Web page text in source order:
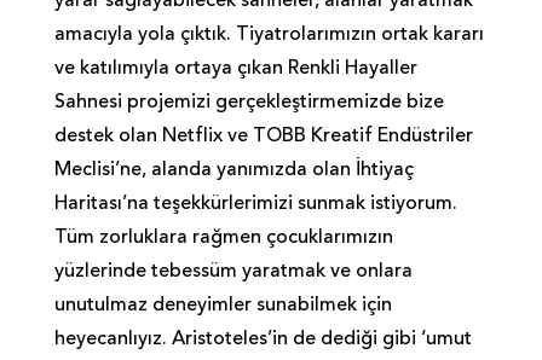
amacıyla yola çıktık. Tiyatrolarımızın ortak kararı
ve katılımıyla ortaya çıkan Renkli Hayaller
Sahnesi projemizi gerçekleştirmemizde bize
destek olan Netflix ve TOBB Kreatif Endüstriler
Meclisi’ne, alanda yanımızda olan İhtiyaç
Haritası’na teşekkürlerimizi sunmak istiyorum.
Tüm zorluklara rağmen çocuklarımızın
yüzlerinde tebessüm yaratmak ve onlara
unutulmaz deneyimler sunabilmek için
heyecanlıyız. Aristoteles’in de dediği gibi ‘umut